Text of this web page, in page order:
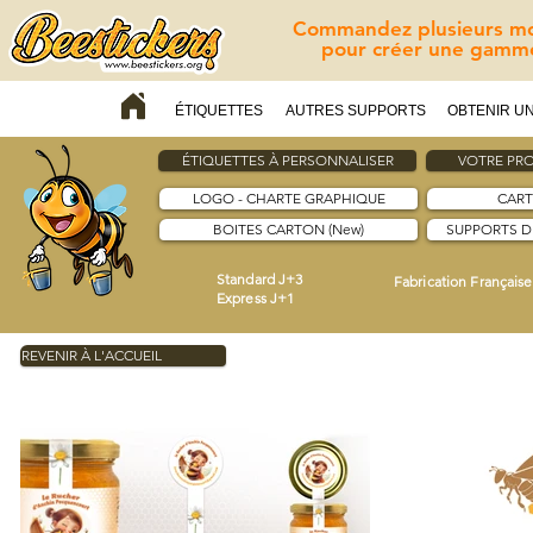
Commandez plusieurs
pour créer une
ÉTIQUETTES AUTRES SUPPORTS OBTENIR
ÉTIQUETTES À PERSONNALISER VOTRE
LOGO - CHARTE GRAPHIQUE
BOITES CARTON (New)
SUPPORTS
Standard J+3
Express J+1
Fabrication Française
REVENIR À L'ACCUEIL